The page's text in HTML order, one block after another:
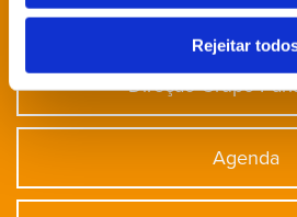
Rejeitar
Deputados
Direção Grupo
Agenda